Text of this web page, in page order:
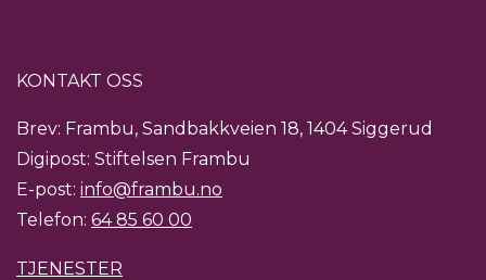
KONTAKT OSS
Brev: Frambu, Sandbakkveien 18, 1404 Siggerud
Digipost: Stiftelsen Frambu
E-post: info@frambu.no
Telefon: 64 85 60 00
TJENESTER